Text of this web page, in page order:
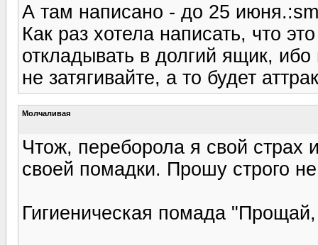
А там написано - до 25
Как раз хотела написать, что
откладывать в долгий ящик,
не затягивайте, а то будет
Молчаливая
Чтож, переборола я свой страх
своей помадки. Прошу строго
Гигиеническая помада "Прощай,